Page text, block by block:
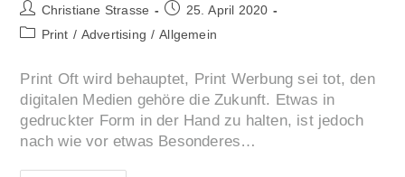
Beitrags-
Autor:
Christiane Strasse
Beitrag
veröffentlicht:
25. April 2020
Beitrags-
Print / Advertising / Allgemein
Print Oft wird behauptet, Print Werbung sei tot, den
digitalen Medien gehöre die Zukunft. Etwas in
gedruckter Form in der Hand zu halten, ist jedoch
nach wie vor etwas Besonderes…